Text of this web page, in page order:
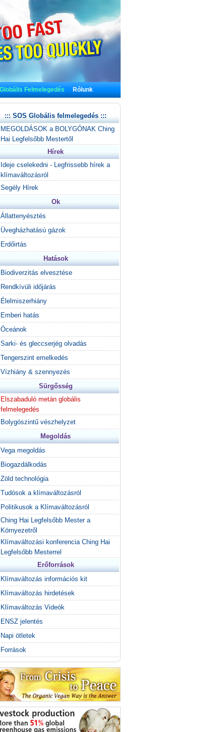
Felmelegedés Rólunk
::: SOS Globális felmelegedés :::
MEGOLDÁSOK a BOLYGÓNAK Ching
Hai Legfelsőbb Mestertől
Hírek
Ideje cselekedni - Legfrissebb hírek a
klímaváltozásról
Segély Hírek
Ok
Állattenyésztés
Üvegházhatású gázok
Erdőirtás
Hatások
Biodiverzitás elvesztése
Rendkívüli időjárás
Élelmiszerhiány
Emberi hatás
Óceánok
Sarki- és gleccserjég olvadás
Tengerszint emelkedés
Vízhiány & szennyezés
Sürgősség
Elszabaduló metán globális
felmelegedés
Bolygószintű vészhelyzet
Megoldás
Vega megoldás
Biogazdálkodás
Zöld technológia
Tudósok a klímaváltozásról
Politikusok a Klímaváltozásról
Ching Hai Legfelsőbb Mester a
Környezetről
Klímaváltozási konferencia Ching Hai
Legfelsőbb Mesterrel
Erőforrások
Klímaváltozás információs kit
Klímaváltozás hirdetések
Klímaváltozás Videók
ENSZ jelentés
Napi ötletek
Források